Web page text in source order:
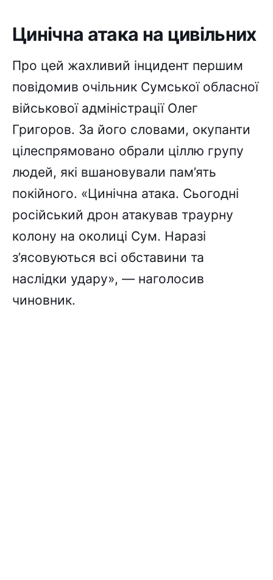
Цинічна атака на цивільних
Про цей жахливий інцидент першим
повідомив очільник Сумської обласної
військової адміністрації Олег
Григоров. За його словами, окупанти
цілеспрямовано обрали ціллю групу
людей, які вшановували пам’ять
покійного. «Цинічна атака. Сьогодні
російський дрон атакував траурну
колону на околиці Сум. Наразі
з’ясовуються всі обставини та
наслідки удару», — наголосив
чиновник.